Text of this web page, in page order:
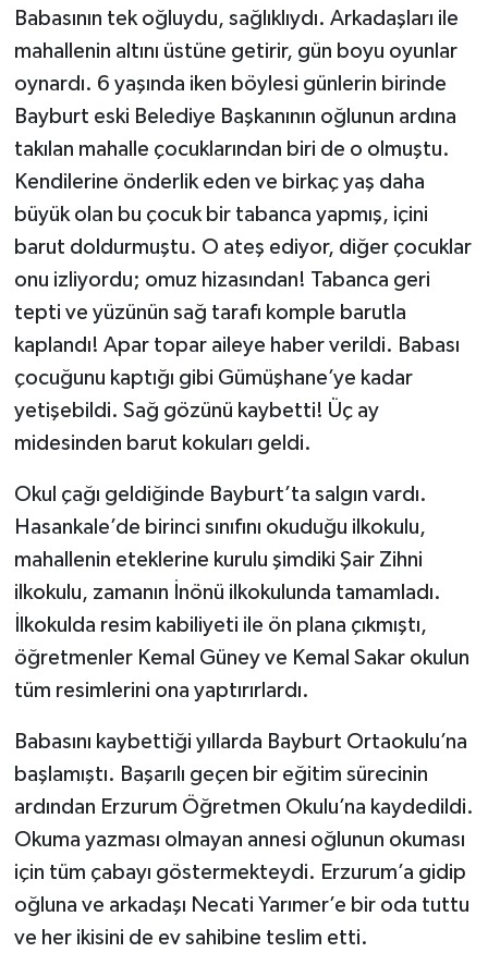
Babasının tek oğluydu, sağlıklıydı. Arkadaşları ile
mahallenin altını üstüne getirir, gün boyu oyunlar
oynardı. 6 yaşında iken böylesi günlerin birinde
Bayburt eski Belediye Başkanının oğlunun ardına
takılan mahalle çocuklarından biri de o olmuştu.
Kendilerine önderlik eden ve birkaç yaş daha
büyük olan bu çocuk bir tabanca yapmış, içini
barut doldurmuştu. O ateş ediyor, diğer çocuklar
onu izliyordu; omuz hizasından! Tabanca geri
tepti ve yüzünün sağ tarafı komple barutla
kaplandı! Apar topar aileye haber verildi. Babası
çocuğunu kaptığı gibi Gümüşhane’ye kadar
yetişebildi. Sağ gözünü kaybetti! Üç ay
midesinden barut kokuları geldi.
Okul çağı geldiğinde Bayburt’ta salgın vardı.
Hasankale’de birinci sınıfını okuduğu ilkokulu,
mahallenin eteklerine kurulu şimdiki Şair Zihni
ilkokulu, zamanın İnönü ilkokulunda tamamladı.
İlkokulda resim kabiliyeti ile ön plana çıkmıştı,
öğretmenler Kemal Güney ve Kemal Sakar okulun
tüm resimlerini ona yaptırırlardı.
Babasını kaybettiği yıllarda Bayburt Ortaokulu’na
başlamıştı. Başarılı geçen bir eğitim sürecinin
ardından Erzurum Öğretmen Okulu’na kaydedildi.
Okuma yazması olmayan annesi oğlunun okuması
için tüm çabayı göstermekteydi. Erzurum’a gidip
oğluna ve arkadaşı Necati Yarımer’e bir oda tuttu
ve her ikisini de ev sahibine teslim etti.